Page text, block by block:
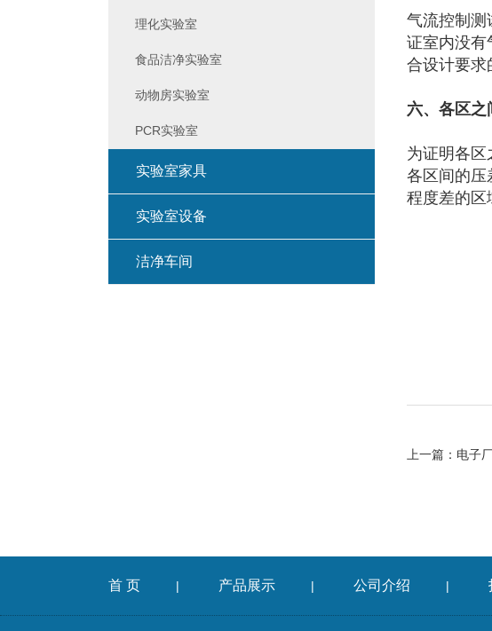
气流控制测
证室内没有
合设计要求
六、各区之
为证明各区
各区间的压
程度差的区
上一篇： 电子
理化实验室
食品洁净实验室
动物房实验室
PCR实验室
实验室家具
实验室设备
洁净车间
首 页 | 产品展示 | 公司介绍 |